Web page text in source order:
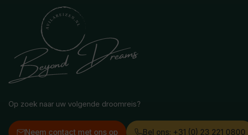
Op zoek naar uw volgende droomreis?
Neem contact met ons op Bel ons: +31 (0) 23 221 0800